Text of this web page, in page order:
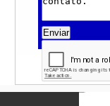
Enviar